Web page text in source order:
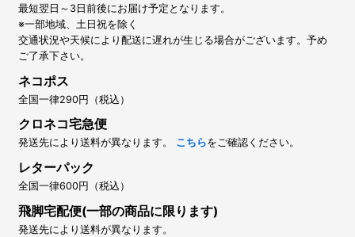
最短翌日～3日前後にお届け予定となります。
※一部地域、土日祝を除く
交通状況や天候により配送に遅れが生じる場合がございます。予め
ご了承下さい。
ネコポス
全国一律290円（税込）
クロネコ宅急便
発送先により送料が異なります。 こちらをご確認ください。
レターパック
全国一律600円（税込）
飛脚宅配便(一部の商品に限ります)
発送先により送料が異なります。